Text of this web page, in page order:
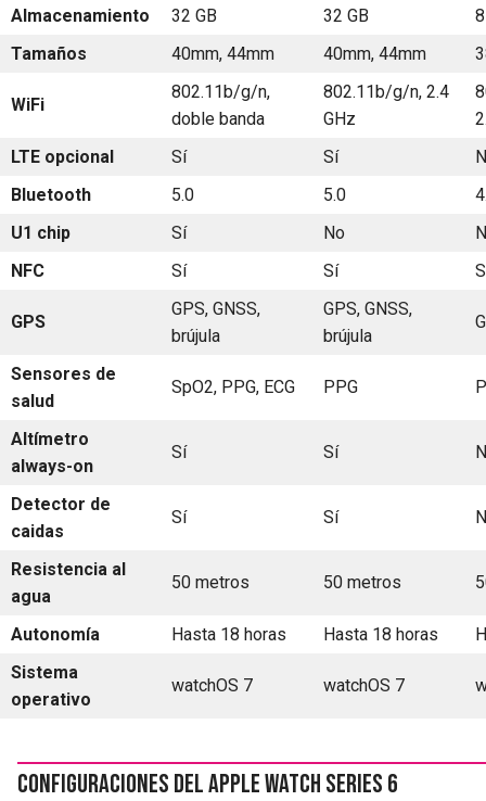
Almacenamiento 32 GB 32 GB
Tamaños
40mm, 44mm 40mm, 44mm
WiFi
802.11b/g/n,
doble banda
802.11b/g/n, 2.4
GHz
LTE opcional
Sí Sí
Bluetooth
5.0 5.0
U1 chip
Sí No
NFC
Sí Sí
GPS
GPS, GNSS,
brújula
GPS, GNSS,
brújula
Sensores de
salud
SpO2, PPG, ECG PPG
Altímetro
always-on
Sí Sí
Detector de
caidas
Sí Sí
Resistencia al
agua
50 metros 50 metros
Autonomía Hasta 18 horas Hasta 18 horas
Sistema
operativo
watchOS 7 watchOS 7
Configuraciones del Apple Watch Series 6